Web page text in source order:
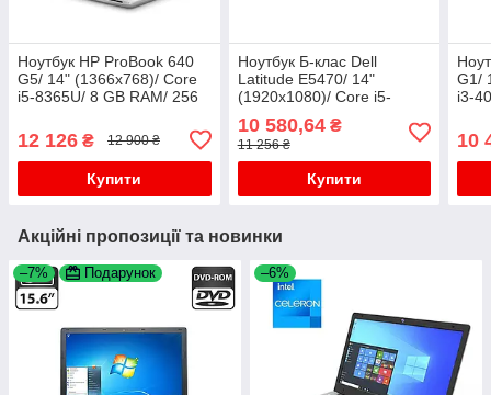
Ноутбук HP ProBook 640
G5/ 14" (1366x768)/ Core
i5-8365U/ 8 GB RAM/ 256
12 126 ₴ 12 900 ₴
Купити
Ноутбук Б-клас Dell
Latitude E5470/ 14"
(1920x1080)/ Core i5-
GB SSD/ HD 530
10 580,64₴
11 256 ₴
Купити
G1/
i3-
10
Акційні пропозиції та новинки
–7% Подарунок –6%